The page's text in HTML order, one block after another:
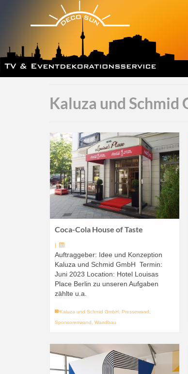
Kaluza und Schmid
Coca-Cola House of Taste
|
Auftraggeber: Idee und Konzeption
Kaluza und Schmid GmbH Termin:
Juni 2023 Location: Hotel Louisas
Place Berlin zu unseren Aufgaben
zählte u.a.
Kaluza und Schmid GmbH Pressewand
Sponsorenwand
Wandbau